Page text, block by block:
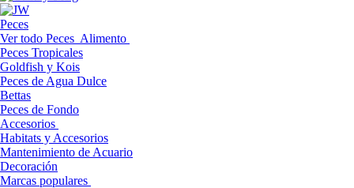
Peces
Ver todo Peces Alimento
Peces Tropicales
Goldfish y Kois
Peces de Agua Dulce
Bettas
Peces de Fondo
Accesorios
Habitats y Accesorios
Mantenimiento de Acuario
Decoración
Marcas populares